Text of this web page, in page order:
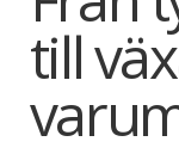
till